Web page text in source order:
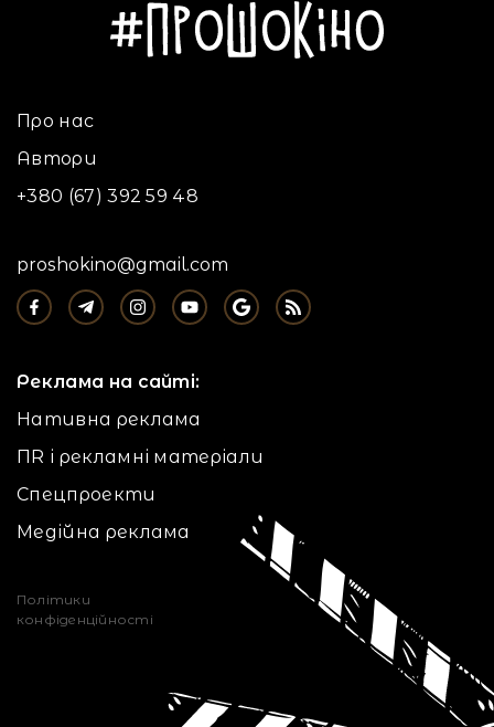
Про нас
Автори
+380 (67) 392 59 48
proshokino@gmail.com
Реклама на сайті:
Нативна реклама
ПR і рекламні матеріали
Спецпроекти
Медійна реклама
Політики
конфіденційності